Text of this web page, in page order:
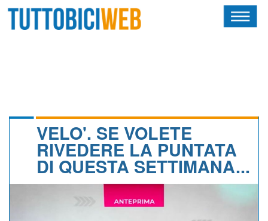
CALENDARIO
VELO'. SE VOLETE
RIVEDERE LA PUNTATA
DI QUESTA SETTIMANA...